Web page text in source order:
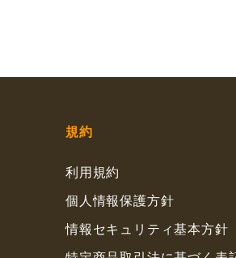
規約
利用規約
個人情報保護方針
情報セキュリティ基本方針